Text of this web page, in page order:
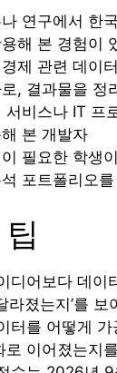
연구에서 한
해 본 경험이
경제 관련 데이
, 결과물을 정
서비스나 IT 프
본 개발자
필요한 학생
포트폴리오
디어보다 데이
라졌는지’를
터를 어떻게
로 이어졌는지